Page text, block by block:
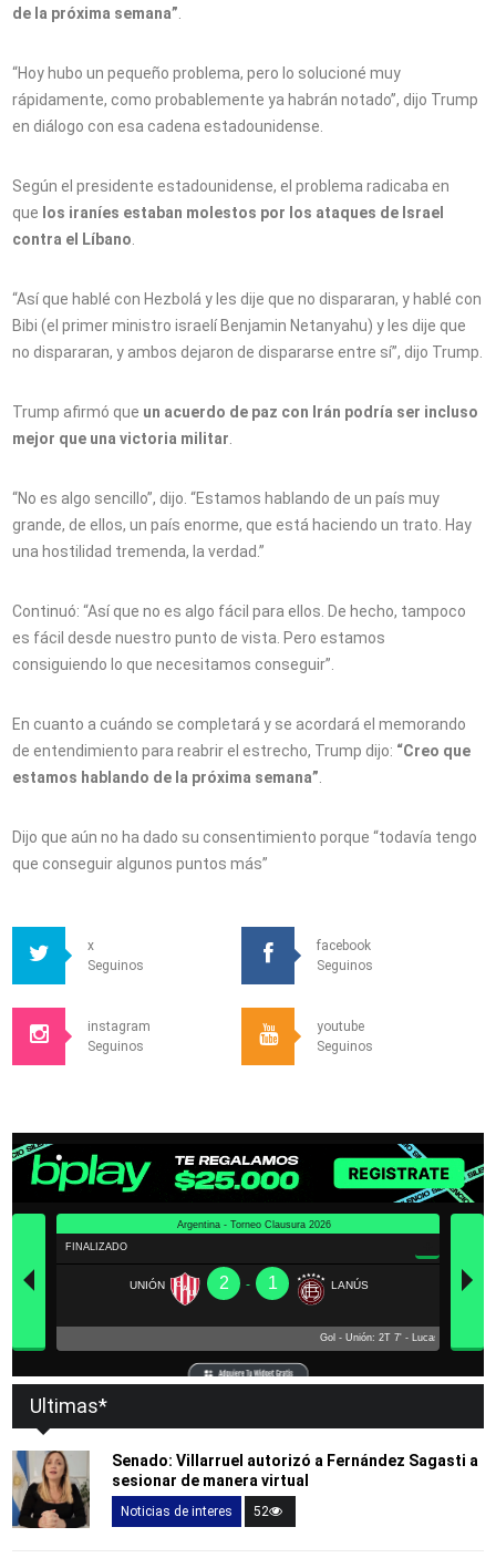
de la próxima semana”.
“Hoy hubo un pequeño problema, pero lo solucioné muy
rápidamente, como probablemente ya habrán notado”, dijo Trump
en diálogo con esa cadena estadounidense.
Según el presidente estadounidense, el problema radicaba en
que los iraníes estaban molestos por los ataques de Israel
contra el Líbano.
“Así que hablé con Hezbolá y les dije que no dispararan, y hablé con
Bibi (el primer ministro israelí Benjamin Netanyahu) y les dije que
no dispararan, y ambos dejaron de dispararse entre sí”, dijo Trump.
Trump afirmó que un acuerdo de paz con Irán podría ser incluso
mejor que una victoria militar.
“No es algo sencillo”, dijo. “Estamos hablando de un país muy
grande, de ellos, un país enorme, que está haciendo un trato. Hay
una hostilidad tremenda, la verdad.”
Continuó: “Así que no es algo fácil para ellos. De hecho, tampoco
es fácil desde nuestro punto de vista. Pero estamos
consiguiendo lo que necesitamos conseguir”.
En cuanto a cuándo se completará y se acordará el memorando
de entendimiento para reabrir el estrecho, Trump dijo: “Creo que
estamos hablando de la próxima semana”.
Dijo que aún no ha dado su consentimiento porque “todavía tengo
que conseguir algunos puntos más”
x
Seguinos
facebook
Seguinos
instagram
Seguinos
youtube
Seguinos
Ultimas*
Senado: Villarruel autorizó a Fernández Sagasti a
sesionar de manera virtual
Noticias de interes 52